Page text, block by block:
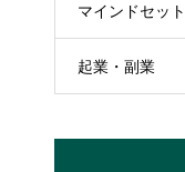
マインドセット
起業・副業